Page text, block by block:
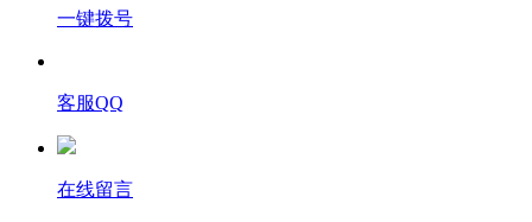
一键拨号
客服QQ
在线留言